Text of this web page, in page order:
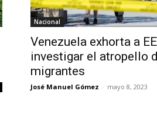
Nacional
Venezuela exhorta a
investigar el atropello
migrantes
José Manuel Gómez - mayo 8, 2023